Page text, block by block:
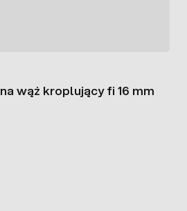
wąż kroplujący fi 16 mm